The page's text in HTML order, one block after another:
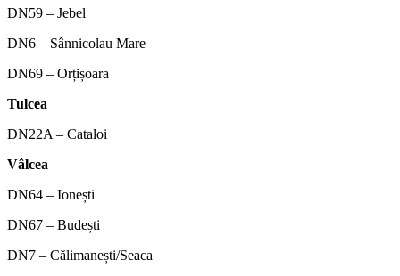
DN59 – Jebel
DN6 – Sânnicolau Mare
DN69 – Orțișoara
Tulcea
DN22A – Cataloi
Vâlcea
DN64 – Ionești
DN67 – Budești
DN7 – Călimanești/Seaca